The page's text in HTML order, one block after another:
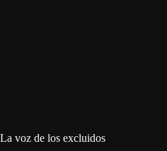
La voz de los excluidos